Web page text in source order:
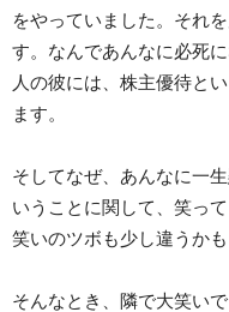
をやっていました。それ
す。なんであんなに必死
人の彼には、株主優待と
ます。
そしてなぜ、あんなに一
いうことに関して、笑っ
笑いのツボも少し違うかも
そんなとき、隣で大笑い